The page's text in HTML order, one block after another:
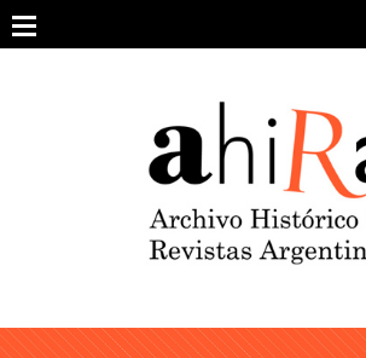
content
ARCHIVO DE REVISTAS
ESTUDIOS CRÍTICOS